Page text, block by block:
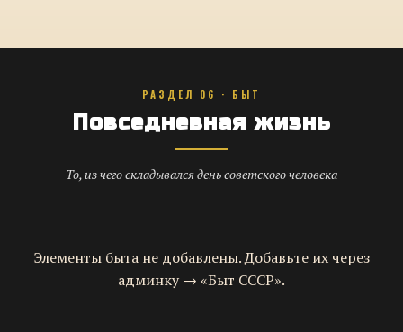
РАЗДЕЛ 06 · БЫТ
Повседневная жизнь
То, из чего складывался день советского человека
Элементы быта не добавлены. Добавьте их через
админку → «Быт СССР».